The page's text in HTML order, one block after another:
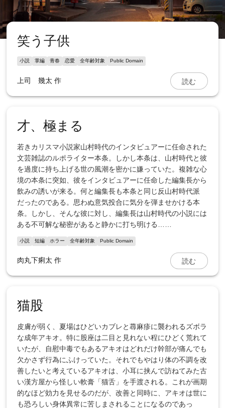
笑う子供
小説 掌編 青春 恋愛 全年齢対象 Public Domain
上司 幾太 作 読む
才、極まる
若きカリスマ小説家山村時代のインタビュアーに任命された
文芸雑誌のルポライター本条。しかし本条は、山村時代と彼
を過度に持ち上げる世の風潮を密かに嫌っていた。複雑な心
境の本条に突如、彼をインタビュアーに任命した編集長から
飲みの誘いが来る。何と編集長も本条と同じ反山村時代派
だったのである。思わぬ意気投合に気分を弾ませかける本
条。しかし、そんな彼に対し、編集長は山村時代の小説には
ある不可解な秘密があると静かに打ち明ける……
小説 短編 ホラー 全年齢対象 Public Domain
肉丸下痢太 作 読む
猫股
皮膚が弱く、夏場はひどいカブレと蕁麻疹に襲われるズボラ
な成年アキオ。特に股座は二目と見れない程にひどく荒れて
いたが、自慰中毒でもあるアキオはどれだけ幹部が痛んでも
欠かさず行為にふけっていた。それでもやはり体の不調を改
善したいと考えているアキオは、小耳に挟んで訪ねてみた古
い漢方屋から怪しい軟膏「猫舌」を手渡される。これが画期
的なほど効力を見せるのだが、改善と同時に、アキオは世に
も恐ろしい身体異常に苦しまされることになるのであっ